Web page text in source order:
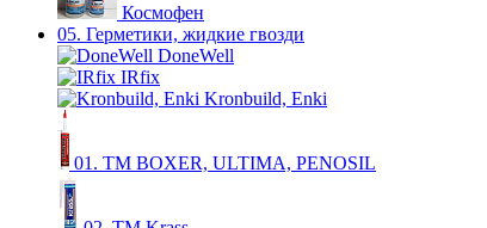
Космофен
05. Герметики, жидкие гвозди
DoneWell
IRfix
Kronbuild, Enki
01. ТМ BOXER, ULTIMA, PENOSIL